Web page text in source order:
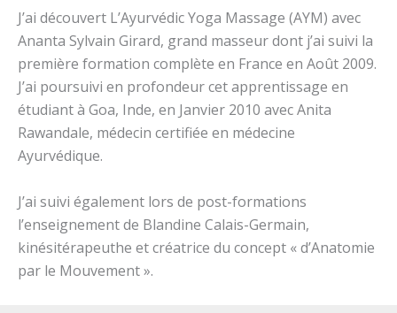
J’ai découvert L’Ayurvédic Yoga Massage (AYM) avec
Ananta Sylvain Girard, grand masseur dont j’ai suivi la
première formation complète en France en Août 2009.
J’ai poursuivi en profondeur cet apprentissage en
étudiant à Goa, Inde, en Janvier 2010 avec Anita
Rawandale, médecin certifiée en médecine
Ayurvédique.
J’ai suivi également lors de post-formations
l’enseignement de Blandine Calais-Germain,
kinésitérapeuthe et créatrice du concept « d’Anatomie
par le Mouvement ».